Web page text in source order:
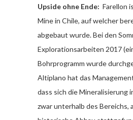
Upside ohne Ende: Farellon
Mine in Chile, auf welcher
abgebaut wurde. Bei den
Explorationsarbeiten 2017
Bohrprogramm wurde
Altiplano hat das
dass sich die Mineralisierung
zwar unterhalb des Bereichs,